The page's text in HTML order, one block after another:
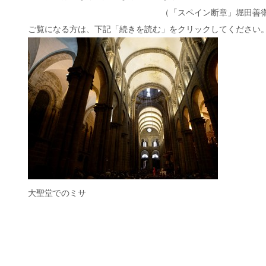
（「スペイン断章」堀田善衛
ご覧になる方は、下記「続きを読む」をクリックしてください
大聖堂でのミサ